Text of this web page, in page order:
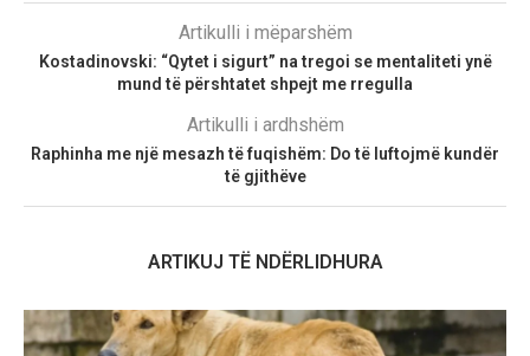
Artikulli i mëparshëm
Kostadinovski: “Qytet i sigurt” na tregoi se mentaliteti ynë
mund të përshtatet shpejt me rregulla
Artikulli i ardhshëm
Raphinha me një mesazh të fuqishëm: Do të luftojmë kundër
të gjithëve
ARTIKUJ TË NDËRLIDHURA